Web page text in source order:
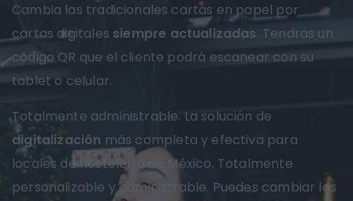
Cambia las tradicionales cartas en papel por
cartas digitales siempre actualizadas. Tendrás un
código QR que el cliente podrá escanear con su
tablet o celular.
Totalmente administrable. La solución de
digitalización más completa y efectiva para
locales de hostelería de México. Totalmente
personalizable y administrable. Puedes cambiar los